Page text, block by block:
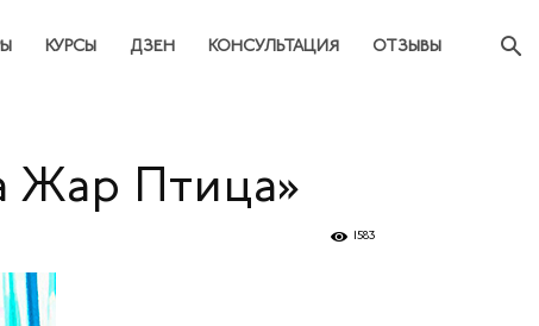
КУРСЫ ДЗЕН КОНСУЛЬТАЦИЯ ОТЗЫВЫ
Жар Птица»
1583